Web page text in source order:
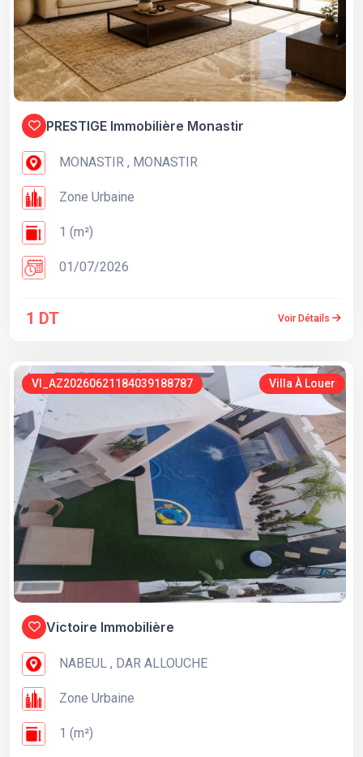
PRESTIGE Immobilière Monastir
MONASTIR , MONASTIR
Zone Urbaine
1 (m²)
01/07/2026
1 DT Voir Détails
VI_AZ20260621184039188787 Villa À Louer
Victoire Immobilière
NABEUL , DAR ALLOUCHE
Zone Urbaine
1 (m²)